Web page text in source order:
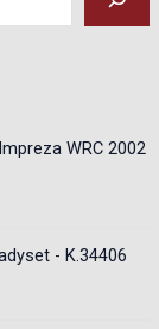
WRC 2002
- K.34406